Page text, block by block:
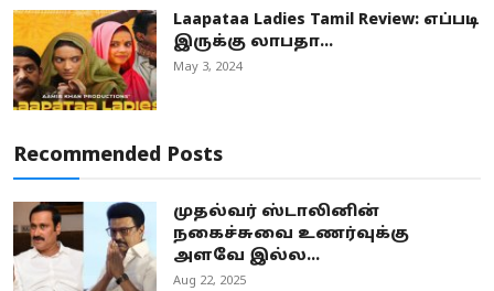
Laapataa Ladies Tamil Review: எப்படி
இருக்கு லாபதா...
May 3, 2024
Recommended Posts
முதல்வர் ஸ்டாலினின்
நகைச்சுவை உணர்வுக்கு
அளவே இல்ல...
Aug 22, 2025